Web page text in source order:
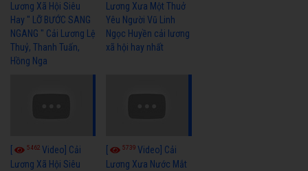
Lương Xã Hội Siêu
Hay " LỠ BƯỚC SANG
NGANG " Cải Lương Lệ
Thuỷ, Thanh Tuấn,
Hồng Nga
Lương Xưa Một Thuở
Yêu Người Vũ Linh
Ngọc Huyền cải lương
xã hội hay nhất
5462 Video] Cải
Lương Xã Hội Siêu
5739Video] Cải
Lương Xưa Nước Mắt